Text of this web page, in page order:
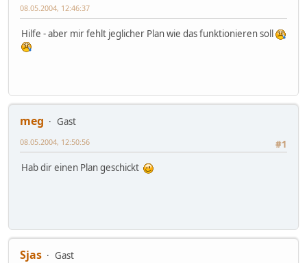
08.05.2004, 12:46:37
Hilfe - aber mir fehlt jeglicher Plan wie das funktionieren soll
meg
Gast
#1
08.05.2004, 12:50:56
Hab dir einen Plan geschickt
Sjas
Gast